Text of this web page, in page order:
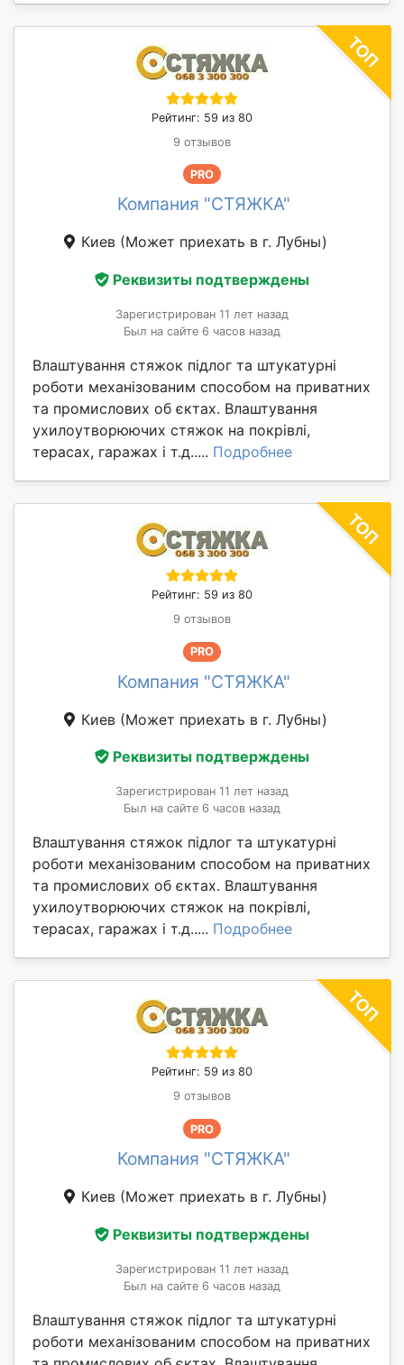
Рейтинг: 59 из 80
9 отзывов
PRO
Компания "СТЯЖКА"
Киев (Может приехать в г. Лубны)
Реквизиты подтверждены
Зарегистрирован 11 лет назад
Был на сайте 6 часов назад
Влаштування стяжок підлог та штукатурні
роботи механізованим способом на приватних
та промислових об єктах. Влаштування
ухилоутворюючих стяжок на покрівлі,
терасах, гаражах і т.д..... Подробнее
Рейтинг: 59 из 80
9 отзывов
PRO
Компания "СТЯЖКА"
Киев (Может приехать в г. Лубны)
Реквизиты подтверждены
Зарегистрирован 11 лет назад
Был на сайте 6 часов назад
Влаштування стяжок підлог та штукатурні
роботи механізованим способом на приватних
та промислових об єктах. Влаштування
ухилоутворюючих стяжок на покрівлі,
терасах, гаражах і т.д..... Подробнее
Рейтинг: 59 из 80
9 отзывов
PRO
Компания "СТЯЖКА"
Киев (Может приехать в г. Лубны)
Реквизиты подтверждены
Зарегистрирован 11 лет назад
Был на сайте 6 часов назад
Влаштування стяжок підлог та штукатурні
роботи механізованим способом на приватних